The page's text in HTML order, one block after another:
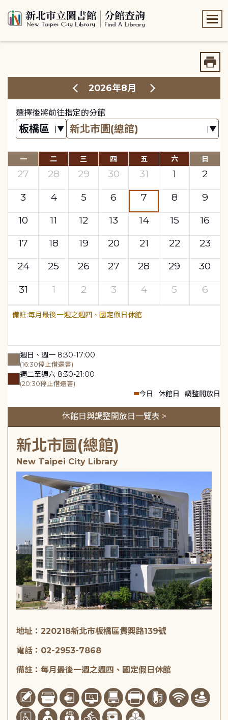
2026年8月
選擇後將前往指定的分館
一 二 三 四 五 六 日
27 28 29 30 31 1
2
3
4 5 6 7 8
9
10
11 12 13 14 15
16
17
18 19 20 21 22
23
24
25 26 27 28 29
30
31
1 2 3 4 5 6
每月最後一週之週四、國定假日休館
週日、週一 8:30-17:00
(16:30停止借還書)
週二至週六 8:30-21:00
(20:30停止借還書)
今日 休館日 調整開放日
休館日與調整開放日一覽表 >
新北市圖(總館)
New Taipei City Library
地址：220218新北市板橋區貴興路139號
電話：02-2953-7868
備註：每月最後一週之週四、國定假日休館